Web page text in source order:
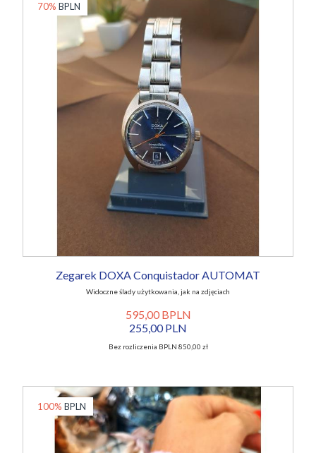
70% BPLN
Zegarek DOXA Conquistador AUTOMAT
Widoczne ślady użytkowania, jak na zdjęciach
595,00 BPLN
255,00 PLN
Bez rozliczenia BPLN 850,00 zł
100% BPLN